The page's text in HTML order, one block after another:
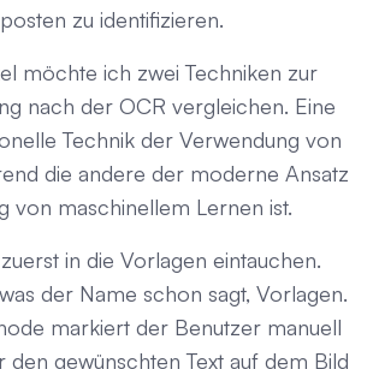
zu identifizieren.
möchte ich zwei Techniken zur
nach der OCR vergleichen. Eine
Technik der Verwendung von
die andere der moderne Ansatz
von maschinellem Lernen ist.
in die Vorlagen eintauchen.
der Name schon sagt, Vorlagen.
markiert der Benutzer manuell
den gewünschten Text auf dem Bild